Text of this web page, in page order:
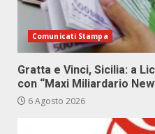
Comunicati Stampa
Gratta e Vinci, Sicilia: a
con “Maxi Miliardario
6 Agosto 2026